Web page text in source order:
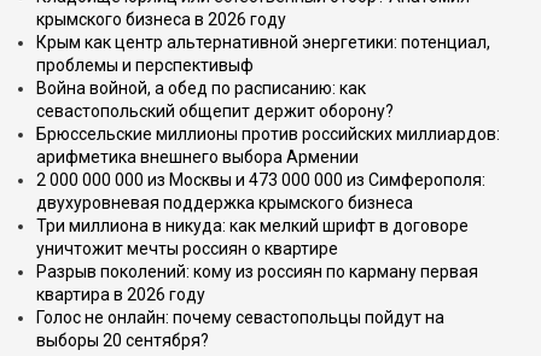
крымского бизнеса в 2026 году
Крым как центр альтернативной энергетики: потенциал,
проблемы и перспективыф
Война войной, а обед по расписанию: как
севастопольский общепит держит оборону?
Брюссельские миллионы против российских миллиардов:
арифметика внешнего выбора Армении
2 000 000 000 из Москвы и 473 000 000 из Симферополя:
двухуровневая поддержка крымского бизнеса
Три миллиона в никуда: как мелкий шрифт в договоре
уничтожит мечты россиян о квартире
Разрыв поколений: кому из россиян по карману первая
квартира в 2026 году
Голос не онлайн: почему севастопольцы пойдут на
выборы 20 сентября?